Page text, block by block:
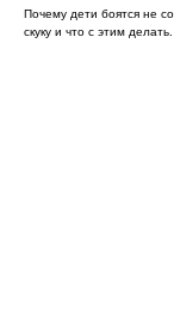
Почему дети боятся не
скуку и что с этим